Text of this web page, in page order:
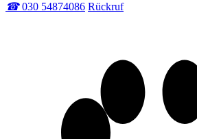
☎030 54874086 Rückruf